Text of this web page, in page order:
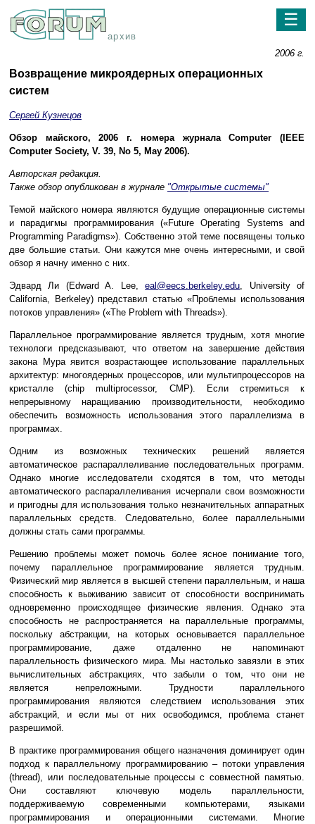
архив
☰
2006 г.
Возвращение микроядерных операционных
систем
Сергей Кузнецов
Обзор майского, 2006 г. номера журнала Computer (IEEE
Computer Society, V. 39, No 5, May 2006).
Авторская редакция.
Также обзор опубликован в журнале "Открытые системы"
Темой майского номера являются будущие операционные системы
и парадигмы программирования («Future Operating Systems and
Programming Paradigms»). Собственно этой теме посвящены только
две большие статьи. Они кажутся мне очень интересными, и свой
обзор я начну именно с них.
Эдвард Ли (Edward A. Lee,eal@eecs.berkeley.edu, University of
California, Berkeley) представил статью «Проблемы использования
потоков управления» («The Problem with Threads»).
Параллельное программирование является трудным, хотя многие
технологи предсказывают, что ответом на завершение действия
закона Мура явится возрастающее использование параллельных
архитектур: многоядерных процессоров, или мультипроцессоров на
кристалле (chip multiprocessor, CMP). Если стремиться к
непрерывному наращиванию производительности, необходимо
обеспечить возможность использования этого параллелизма в
программах.
Одним из возможных технических решений является
автоматическое распараллеливание последовательных программ.
Однако многие исследователи сходятся в том, что методы
автоматического распараллеливания исчерпали свои возможности
и пригодны для использования только незначительных аппаратных
параллельных средств. Следовательно, более параллельными
должны стать сами программы.
Решению проблемы может помочь более ясное понимание того,
почему параллельное программирование является трудным.
Физический мир является в высшей степени параллельным, и наша
способность к выживанию зависит от способности воспринимать
одновременно происходящее физические явления. Однако эта
способность не распространяется на параллельные программы,
поскольку абстракции, на которых основывается параллельное
программирование, даже отдаленно не напоминают
параллельность физического мира. Мы настолько завязли в этих
вычислительных абстракциях, что забыли о том, что они не
является непреложными. Трудности параллельного
программирования являются следствием использования этих
абстракций, и если мы от них освободимся, проблема станет
разрешимой.
В практике программирования общего назначения доминирует один
подход к параллельному программированию – потоки управления
(thread), или последовательные процессы с совместной памятью.
Они составляют ключевую модель параллельности,
поддерживаемую современными компьютерами, языками
программирования и операционными системами. Многие